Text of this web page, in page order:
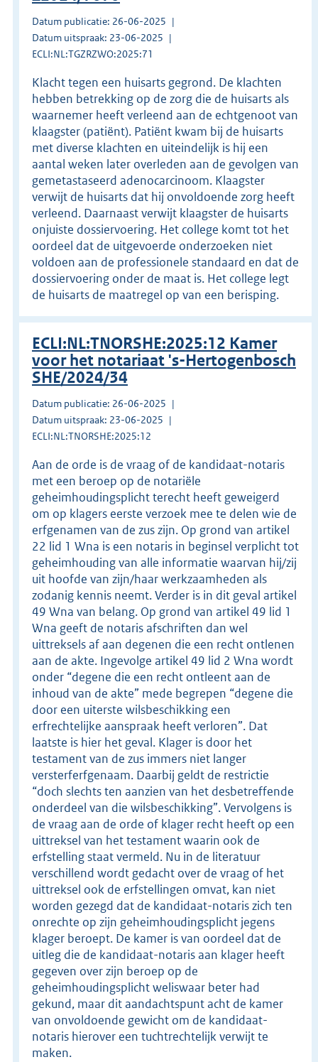
Datum publicatie: 26-06-2025
Datum uitspraak: 23-06-2025
ECLI:NL:TGZRZWO:2025:71
Klacht tegen een huisarts gegrond. De klachten
hebben betrekking op de zorg die de huisarts als
waarnemer heeft verleend aan de echtgenoot van
klaagster (patiënt). Patiënt kwam bij de huisarts
met diverse klachten en uiteindelijk is hij een
aantal weken later overleden aan de gevolgen van
gemetastaseerd adenocarcinoom. Klaagster
verwijt de huisarts dat hij onvoldoende zorg heeft
verleend. Daarnaast verwijt klaagster de huisarts
onjuiste dossiervoering. Het college komt tot het
oordeel dat de uitgevoerde onderzoeken niet
voldoen aan de professionele standaard en dat de
dossiervoering onder de maat is. Het college legt
de huisarts de maatregel op van een berisping.
ECLI:NL:TNORSHE:2025:12 Kamer
voor het notariaat 's-Hertogenbosch
SHE/2024/34
Datum publicatie: 26-06-2025
Datum uitspraak: 23-06-2025
ECLI:NL:TNORSHE:2025:12
Aan de orde is de vraag of de kandidaat-notaris
met een beroep op de notariële
geheimhoudingsplicht terecht heeft geweigerd
om op klagers eerste verzoek mee te delen wie de
erfgenamen van de zus zijn. Op grond van artikel
22 lid 1 Wna is een notaris in beginsel verplicht tot
geheimhouding van alle informatie waarvan hij/zij
uit hoofde van zijn/haar werkzaamheden als
zodanig kennis neemt. Verder is in dit geval artikel
49 Wna van belang. Op grond van artikel 49 lid 1
Wna geeft de notaris afschriften dan wel
uittreksels af aan degenen die een recht ontlenen
aan de akte. Ingevolge artikel 49 lid 2 Wna wordt
onder “degene die een recht ontleent aan de
inhoud van de akte” mede begrepen “degene die
door een uiterste wilsbeschikking een
erfrechtelijke aanspraak heeft verloren”. Dat
laatste is hier het geval. Klager is door het
testament van de zus immers niet langer
versterferfgenaam. Daarbij geldt de restrictie
“doch slechts ten aanzien van het desbetreffende
onderdeel van die wilsbeschikking”. Vervolgens is
de vraag aan de orde of klager recht heeft op een
uittreksel van het testament waarin ook de
erfstelling staat vermeld. Nu in de literatuur
verschillend wordt gedacht over de vraag of het
uittreksel ook de erfstellingen omvat, kan niet
worden gezegd dat de kandidaat-notaris zich ten
onrechte op zijn geheimhoudingsplicht jegens
klager beroept. De kamer is van oordeel dat de
uitleg die de kandidaat-notaris aan klager heeft
gegeven over zijn beroep op de
geheimhoudingsplicht weliswaar beter had
gekund, maar dit aandachtspunt acht de kamer
van onvoldoende gewicht om de kandidaat-
notaris hierover een tuchtrechtelijk verwijt te
maken.